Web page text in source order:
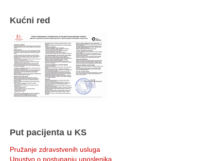
Kućni red
Put pacijenta u KS
Pružanje zdravstvenih usluga
Upustvo o postupanju uposlenika